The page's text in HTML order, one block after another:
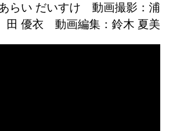
らい だいすけ 動画撮影：浦
田 優衣 動画編集：鈴木 夏美